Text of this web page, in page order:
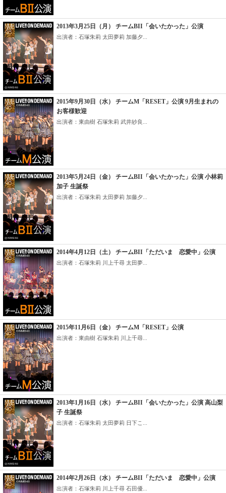
2013年3月25日（月） チームBII「会いたかった」公演
出演者：石塚朱莉 太田夢莉 加藤夕...
2015年9月30日（水） チームM「RESET」公演 9月生まれの
お客様歓迎
出演者：東由樹 石塚朱莉 武井紗良...
2013年5月24日（金） チームBII「会いたかった」公演 小林莉
加子 生誕祭
出演者：石塚朱莉 太田夢莉 加藤夕...
2014年4月12日（土） チームBII「ただいま 恋愛中」公演
出演者：石塚朱莉 川上千尋 太田夢...
2015年11月6日（金） チームM「RESET」公演
出演者：東由樹 石塚朱莉 川上千尋...
2013年1月16日（水） チームBII「会いたかった」公演 高山梨
子 生誕祭
出演者：石塚朱莉 太田夢莉 日下こ...
2014年2月26日（水） チームBII「ただいま 恋愛中」公演
出演者：石塚朱莉 川上千尋 石田優...